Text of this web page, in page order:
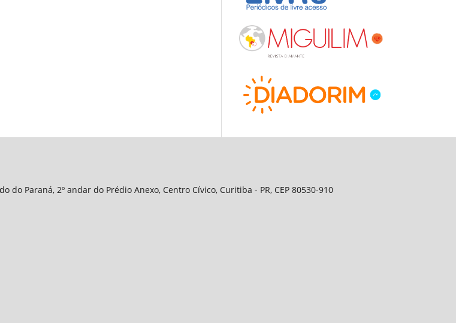
Paraná, 2º andar do Prédio Anexo, Centro Cívico, Curitiba - PR, CEP 80530-910